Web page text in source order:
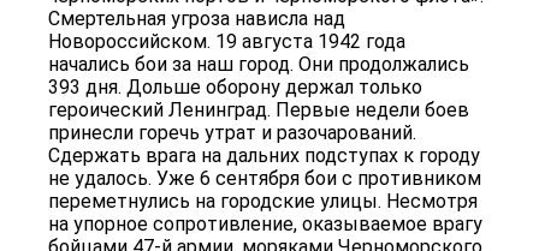
Смертельная угроза нависла над
Новороссийском. 19 августа 1942 года
начались бои за наш город. Они продолжались
393 дня. Дольше оборону держал только
героический Ленинград. Первые недели боев
принесли горечь утрат и разочарований.
Сдержать врага на дальних подступах к городу
не удалось. Уже 6 сентября бои с противником
переметнулись на городские улицы. Несмотря
на упорное сопротивление, оказываемое врагу